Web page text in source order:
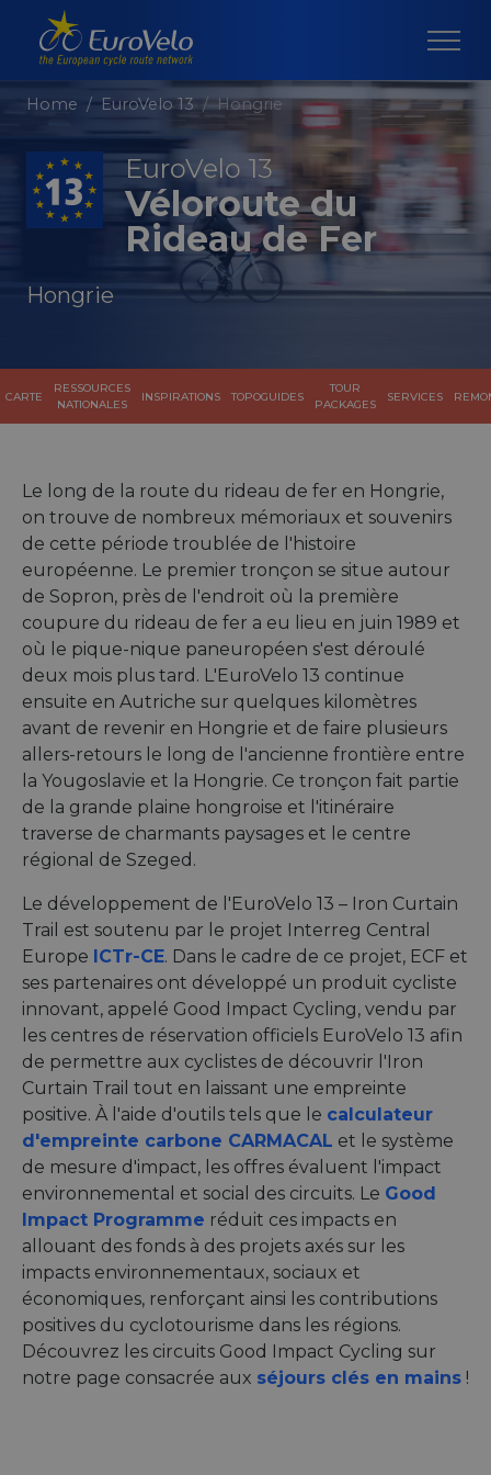
Home EuroVelo 13 Hongrie
EuroVelo 13
Véloroute du
Rideau de Fer
Hongrie
CARTE
RESSOURCES
NATIONALES
INSPIRATIONS TOPOGUIDES
TOUR
PACKAGES
SERVICES
Le long de la route du rideau de fer en Hongrie,
on trouve de nombreux mémoriaux et souvenirs
de cette période troublée de l'histoire
européenne. Le premier tronçon se situe autour
de Sopron, près de l'endroit où la première
coupure du rideau de fer a eu lieu en juin 1989 et
où le pique-nique paneuropéen s'est déroulé
deux mois plus tard. L'EuroVelo 13 continue
ensuite en Autriche sur quelques kilomètres
avant de revenir en Hongrie et de faire plusieurs
allers-retours le long de l'ancienne frontière entre
la Yougoslavie et la Hongrie. Ce tronçon fait partie
de la grande plaine hongroise et l'itinéraire
traverse de charmants paysages et le centre
régional de Szeged.
Le développement de l'EuroVelo 13 – Iron Curtain
Trail est soutenu par le projet Interreg Central
Europe ICTr-CE. Dans le cadre de ce projet, ECF et
ses partenaires ont développé un produit cycliste
innovant, appelé Good Impact Cycling, vendu par
les centres de réservation officiels EuroVelo 13 afin
de permettre aux cyclistes de découvrir l'Iron
Curtain Trail tout en laissant une empreinte
positive. À l'aide d'outils tels que le calculateur
d'empreinte carbone CARMACAL et le système
de mesure d'impact, les offres évaluent l'impact
environnemental et social des circuits. Le Good
Impact Programme réduit ces impacts en
allouant des fonds à des projets axés sur les
impacts environnementaux, sociaux et
économiques, renforçant ainsi les contributions
positives du cyclotourisme dans les régions.
Découvrez les circuits Good Impact Cycling sur
notre page consacrée aux séjours clés en mains !